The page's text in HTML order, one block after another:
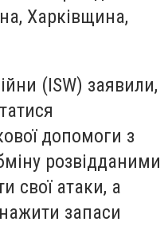
Харківщина,
(ISW) заявили,
допомоги з
розвідданими
свої атаки, а
запаси